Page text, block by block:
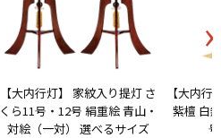
【大内行灯】 家紋入り提灯 さ
くら11号・12号 絹重絵 青山・
対絵（一対） 選べるサイズ
【大内
紫檀 白
›